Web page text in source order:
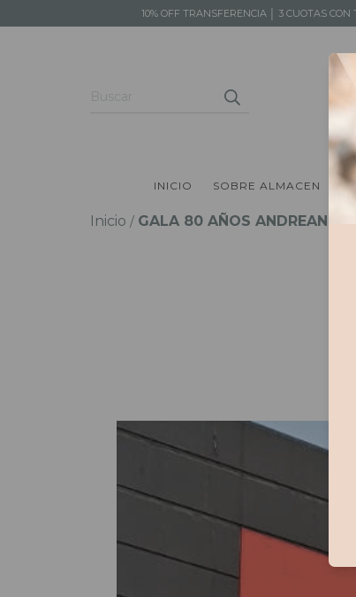
10% OFF TRANSFERENCIA │ 3 CUOTAS
INICIO SOBRE ALMACEN
Inicio / GALA 80 AÑOS ANDREANI